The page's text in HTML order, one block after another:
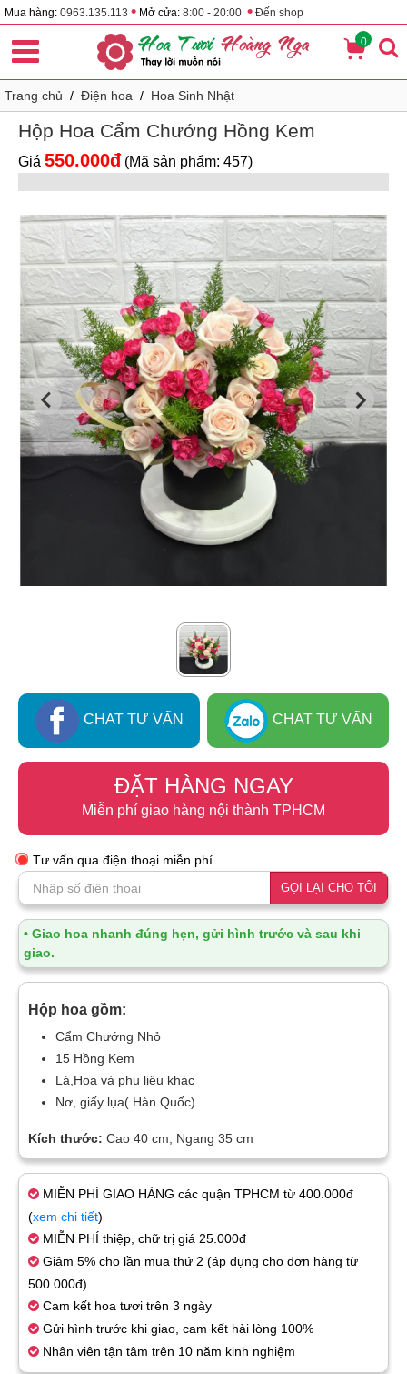
Mua hàng: 0963.135.113 • Mở cửa: 8:00 - 20:00 • Đến shop
0
Trang chủ / Điện hoa / Hoa Sinh Nhật
Hộp Hoa Cẩm Chướng Hồng Kem
Giá 550.000đ (Mã sản phẩm: 457)
CHAT TƯ VẤN CHAT TƯ VẤN
ĐẶT HÀNG NGAY
Miễn phí giao hàng nội thành TPHCM
Tư vấn qua điện thoại miễn phí
GỌI LẠI CHO TÔI
• Giao hoa nhanh đúng hẹn, gửi hình trước và sau khi
giao.
Hộp hoa gồm:
Cẩm Chướng Nhỏ
15 Hồng Kem
Lá,Hoa và phụ liệu khác
Nơ, giấy lụa( Hàn Quốc)
Kích thước: Cao 40 cm, Ngang 35 cm
MIỄN PHÍ GIAO HÀNG các quận TPHCM từ 400.000đ
(xem chi tiết)
MIỄN PHÍ thiệp, chữ trị giá 25.000đ
Giảm 5% cho lần mua thứ 2 (áp dụng cho đơn hàng từ
500.000đ)
Cam kết hoa tươi trên 3 ngày
Gửi hình trước khi giao, cam kết hài lòng 100%
Nhân viên tận tâm trên 10 năm kinh nghiệm